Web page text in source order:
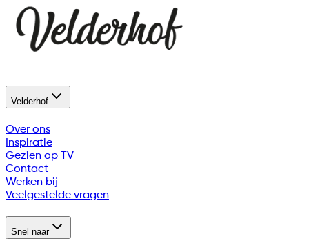
Velderhof
Over ons
Inspiratie
Gezien op TV
Contact
Werken bij
Veelgestelde vragen
Snel naar